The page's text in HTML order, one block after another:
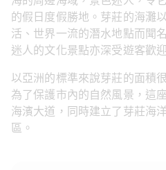
的假日度假勝地。芽莊的海灘
活、世界一流的潛水地點而聞
迷人的文化景點亦深受遊客歡迎
以亞洲的標準來說芽莊的面積
為了保護市內的自然風景，這
海濱大道，同時建立了芽莊海
區。